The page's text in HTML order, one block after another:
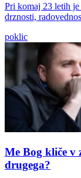
Pri komaj 23 letih je
drznosti,
poklic
Me Bog kliče v
drugega?